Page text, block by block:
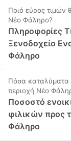
Ποιό εύρος τιμών
Νέο Φάληρο?
Πληροφορίες
Ξενοδοχείο
Φάληρο
Πόσα καταλύματα
περιοχή Νέο
Ποσοστό
φιλικών προς
Φάληρο